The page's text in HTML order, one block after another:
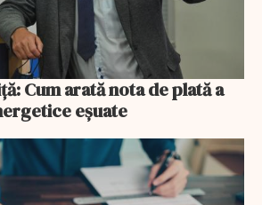
Cum arată nota de plată a
eșuate